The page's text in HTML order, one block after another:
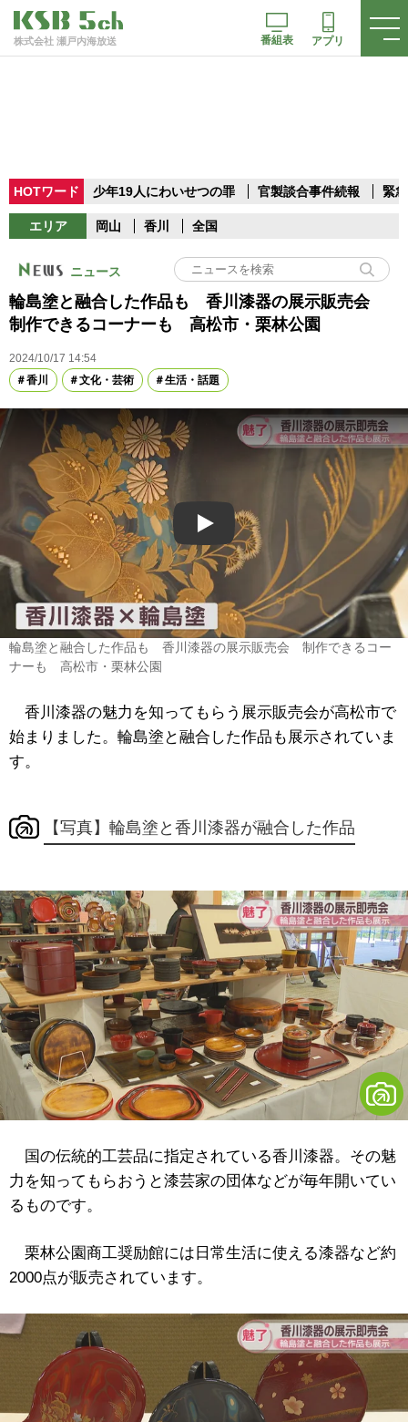
株式会社 瀬戸内海放送 番組表 アプリ
HOTワード 少年19人にわいせつの罪 官製談合事件続報 緊
エリア 岡山 香川 全国
ニュース
輪島塗と融合した作品も 香川漆器の展示販売会
制作できるコーナーも 高松市・栗林公園
2024/10/17 14:54
香川
文化・芸術 生活・話題
Play
輪島塗と融合した作品も 香川漆器の展示販売会 制作できるコー
ナーも 高松市・栗林公園
香川漆器の魅力を知ってもらう展示販売会が高松市で
始まりました。輪島塗と融合した作品も展示されていま
す。
【写真】輪島塗と香川漆器が融合した作品
国の伝統的工芸品に指定されている香川漆器。その魅
力を知ってもらおうと漆芸家の団体などが毎年開いてい
るものです。
栗林公園商工奨励館には日常生活に使える漆器など約
2000点が販売されています。